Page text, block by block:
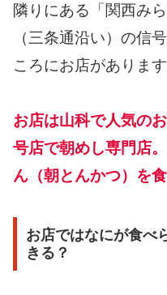
隣りにある「関西み
（三条通沿い）の信
ころにお店があります
お店は山科で人気の
号店で朝めし専門店
ん（朝とんかつ）を
お店ではなにが食べ
きる？